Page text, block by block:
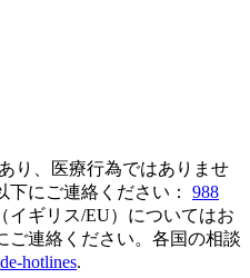
り、医療行為ではありませ
にご連絡ください：
988
（イギリス/EU）についてはお
ご連絡ください。各国の相談
hotlines.